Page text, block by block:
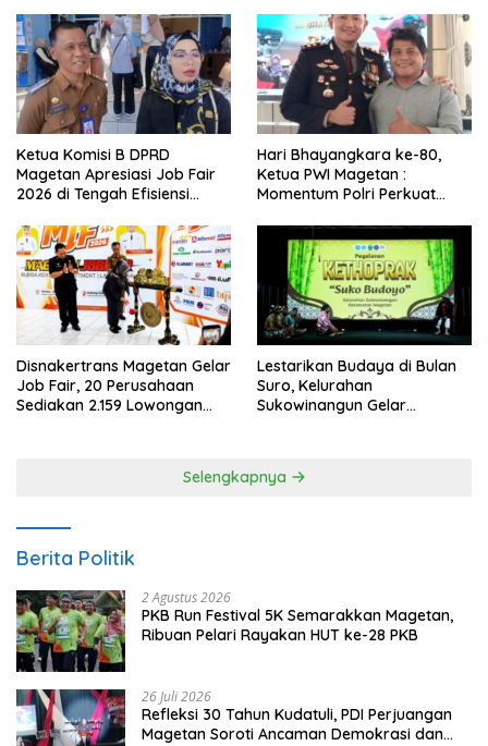
Ketua Komisi B DPRD
Magetan Apresiasi Job Fair
2026 di Tengah Efisiensi
Hari Bhayangkara ke-80,
Ketua PWI Magetan :
Momentum Polri Perkuat
Disnakertrans Magetan Gelar
Job Fair, 20 Perusahaan
Sediakan 2.159 Lowongan
Lestarikan Budaya di Bulan
Suro, Kelurahan
Sukowinangun Gelar
Selengkapnya
Berita Politik
2 Agustus 2026
PKB Run Festival 5K Semarakkan Magetan,
Ribuan Pelari Rayakan HUT ke-28 PKB
26 Juli 2026
Refleksi 30 Tahun Kudatuli, PDI Perjuangan
Magetan Soroti Ancaman Demokrasi dan